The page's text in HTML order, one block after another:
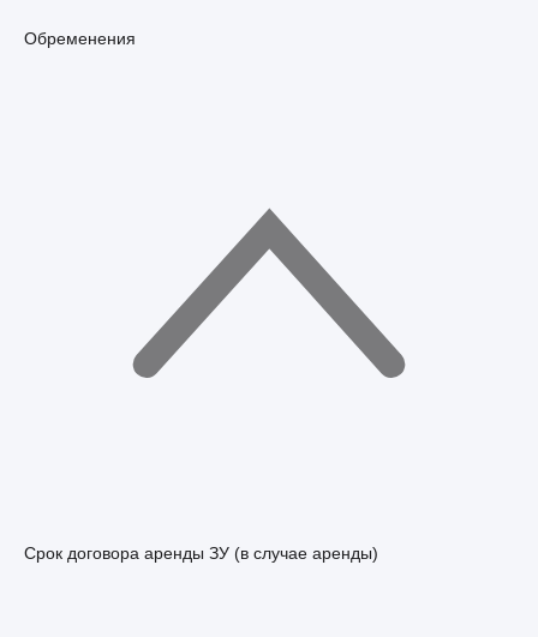
Обременения
Срок договора аренды ЗУ (в случае аренды)